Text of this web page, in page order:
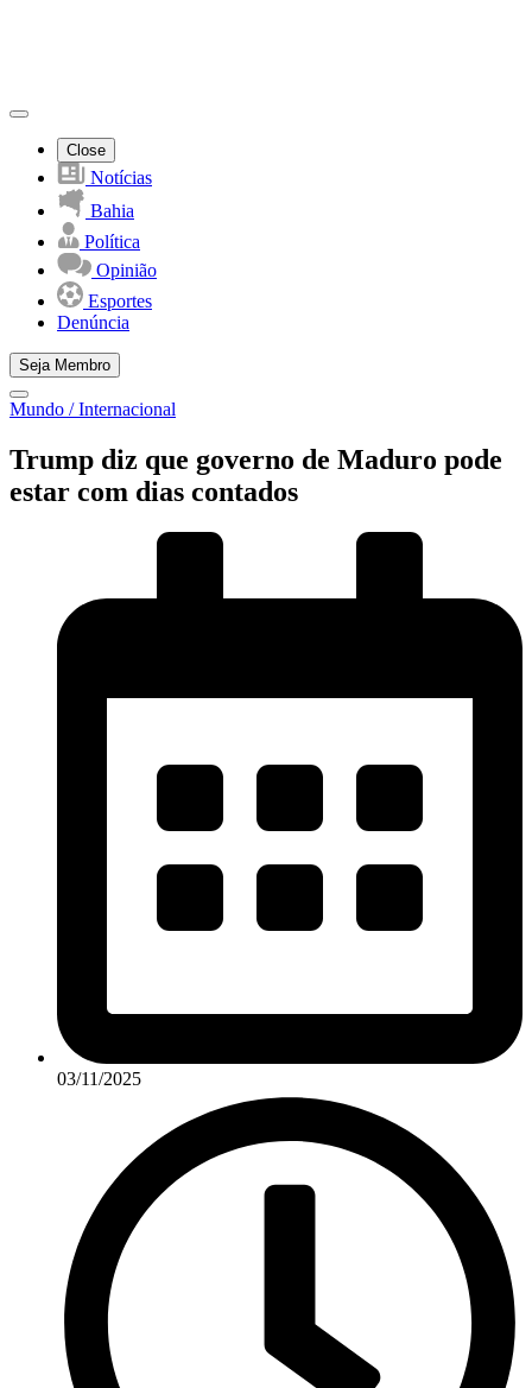
Close
Notícias
Bahia
Política
Opinião
Esportes
Denúncia
Seja Membro
Mundo / Internacional
Trump diz que governo de Maduro pode
estar com dias contados
03/11/2025